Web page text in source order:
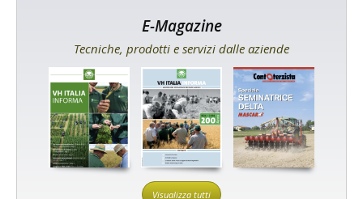
E-Magazine
Tecniche, prodotti e servizi dalle aziende
Visualizza tutti